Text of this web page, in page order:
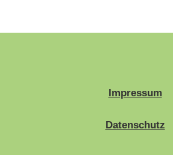
Impressum
Datenschutz